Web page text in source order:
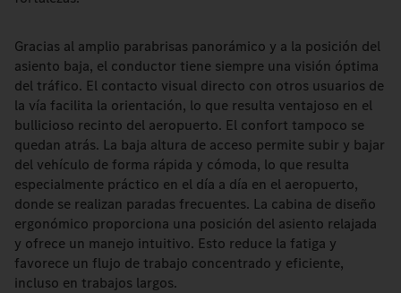
Gracias al amplio parabrisas panorámico y a la posición del
asiento baja, el conductor tiene siempre una visión óptima
del tráfico. El contacto visual directo con otros usuarios de
la vía facilita la orientación, lo que resulta ventajoso en el
bullicioso recinto del aeropuerto. El confort tampoco se
quedan atrás. La baja altura de acceso permite subir y bajar
del vehículo de forma rápida y cómoda, lo que resulta
especialmente práctico en el día a día en el aeropuerto,
donde se realizan paradas frecuentes. La cabina de diseño
ergonómico proporciona una posición del asiento relajada
y ofrece un manejo intuitivo. Esto reduce la fatiga y
favorece un flujo de trabajo concentrado y eficiente,
incluso en trabajos largos.